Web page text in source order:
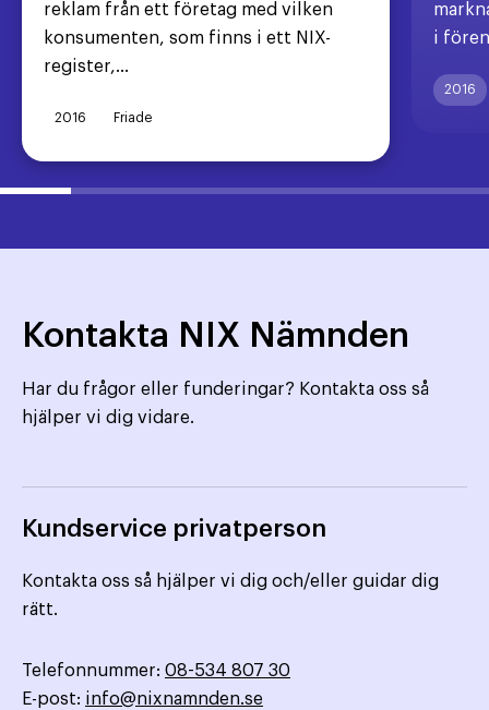
reklam från ett företag med vilken
konsumenten, som finns i ett NIX-
register,...
2016 Friade
i
2016
Kontakta NIX Nämnden
Har du frågor eller funderingar? Kontakta oss så
hjälper vi dig vidare.
Kundservice privatperson
Kontakta oss så hjälper vi dig och/eller guidar dig
rätt.
Telefonnummer: 08-534 807 30
E-post: info@nixnamnden.se